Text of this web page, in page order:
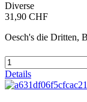
Diverse
31,90 CHF
Oesch's die Dritten,
Details